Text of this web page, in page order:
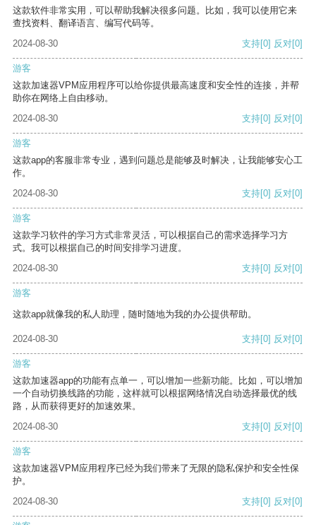
这款软件非常实用，可以帮助我解决很多问题。比如，我可以使用它来
查找资料、翻译语言、编写代码等。
2024-08-30
支持[0] 反对[0]
游客
这款加速器VPM应用程序可以给你提供最高速度和安全性的连接，并帮
助你在网络上自由移动。
2024-08-30
支持[0] 反对[0]
游客
这款app的客服非常专业，遇到问题总是能够及时解决，让我能够安心工
作。
2024-08-30
支持[0] 反对[0]
游客
这款学习软件的学习方式非常灵活，可以根据自己的需求选择学习方
式。我可以根据自己的时间安排学习进度。
2024-08-30
支持[0] 反对[0]
游客
这款app就像我的私人助理，随时随地为我的办公提供帮助。
2024-08-30 支持[0] 反对[0]
游客
这款加速器app的功能有点单一，可以增加一些新功能。比如，可以增加
一个自动切换线路的功能，这样就可以根据网络情况自动选择最优的线
路，从而获得更好的加速效果。
2024-08-30
支持[0] 反对[0]
游客
这款加速器VPM应用程序已经为我们带来了无限的隐私保护和安全性保
护。
2024-08-30
支持[0] 反对[0]